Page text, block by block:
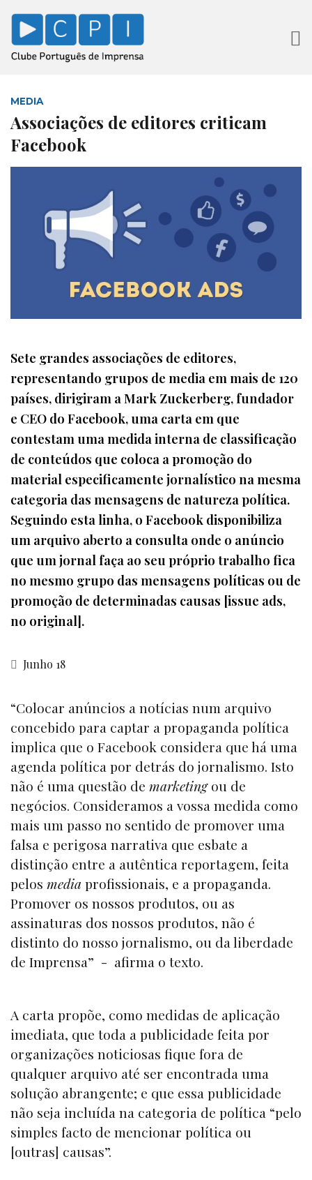
MEDIA
Associações de editores criticam
Facebook
Sete grandes associações de editores,
representando grupos de media em mais de 120
países, dirigiram a Mark Zuckerberg, fundador
e CEO do Facebook, uma carta em que
contestam uma medida interna de classificação
de conteúdos que coloca a promoção do
material especificamente jornalístico na mesma
categoria das mensagens de natureza política.
Seguindo esta linha, o Facebook disponibiliza
um arquivo aberto a consulta onde o anúncio
que um jornal faça ao seu próprio trabalho fica
no mesmo grupo das mensagens políticas ou de
promoção de determinadas causas [issue ads,
no original].
Junho 18
“Colocar anúncios a notícias num arquivo
concebido para captar a propaganda política
implica que o Facebook considera que há uma
agenda política por detrás do jornalismo. Isto
não é uma questão de marketingou de
negócios. Consideramos a vossa medida como
mais um passo no sentido de promover uma
falsa e perigosa narrativa que esbate a
distinção entre a autêntica reportagem, feita
pelos media profissionais, e a propaganda.
Promover os nossos produtos, ou as
assinaturas dos nossos produtos, não é
distinto do nosso jornalismo, ou da liberdade
de Imprensa” - afirma o texto.
A carta propõe, como medidas de aplicação
imediata, que toda a publicidade feita por
organizações noticiosas fique fora de
qualquer arquivo até ser encontrada uma
solução abrangente; e que essa publicidade
não seja incluída na categoria de política “pelo
simples facto de mencionar política ou
[outras] causas”.